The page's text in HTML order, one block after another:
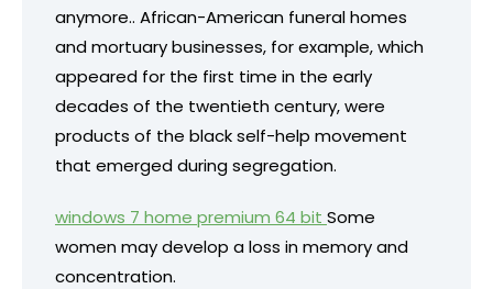
anymore.. African-American funeral homes
and mortuary businesses, for example, which
appeared for the first time in the early
decades of the twentieth century, were
products of the black self-help movement
that emerged during segregation.
windows 7 home premium 64 bit Some
women may develop a loss in memory and
concentration.